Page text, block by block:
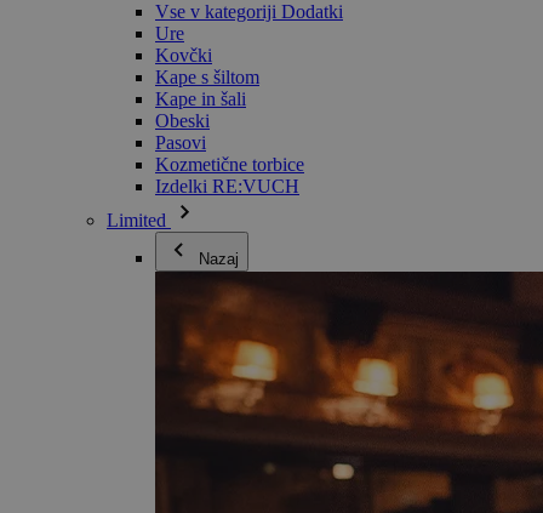
Vse v kategoriji Dodatki
Ure
Kovčki
Kape s šiltom
Kape in šali
Obeski
Pasovi
Kozmetične torbice
Izdelki RE:VUCH
Limited
Nazaj